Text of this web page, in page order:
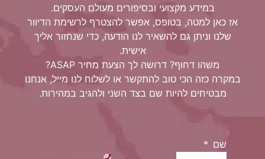
במידע מקצועי ובסיפורים מעולם העסקים.
אז כאן למטה, בטופס, אפשר להצטרף לרשימת הדיוור
שלנו וניתן גם להשאיר לנו הודעה, כדי שנחזור אליך
אישית.
משהו דחוף? דרושה לך הצעת מחיר ASAP?
במקרה כזה הכי טוב להתקשר או לשלוח לנו מייל, אנחנו
מבטיחים להיות שם בצד השני ולהגיב במהירות.
שם